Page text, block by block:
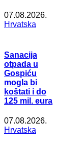
07.08.2026.
Hrvatska
Sanacija
otpada u
Gospiću
mogla bi
koštati i do
125 mil. eura
07.08.2026.
Hrvatska